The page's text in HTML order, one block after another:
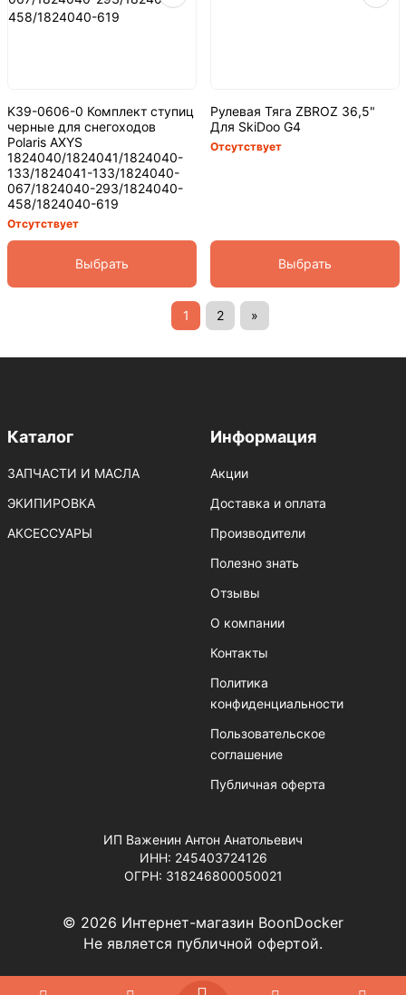
K39-0606-0 Комплект ступиц
черные для снегоходов
Polaris AXYS
1824040/1824041/1824040-
133/1824041-133/1824040-
067/1824040-293/1824040-
458/1824040-619
Отсутствует
Выбрать
Рулевая Тяга ZBROZ 36,5"
Для SkiDoo G4
Отсутствует
Выбрать
1 2 »
Каталог
ЗАПЧАСТИ И МАСЛА
ЭКИПИРОВКА
АКСЕССУАРЫ
Информация
Акции
Доставка и оплата
Производители
Полезно знать
Отзывы
О компании
Контакты
Политика
конфиденциальности
Пользовательское
соглашение
Публичная оферта
ИП Важенин Антон Анатольевич
ИНН: 245403724126
ОГРН: 318246800050021
© 2026 Интернет-магазин BoonDocker
Не является публичной офертой.